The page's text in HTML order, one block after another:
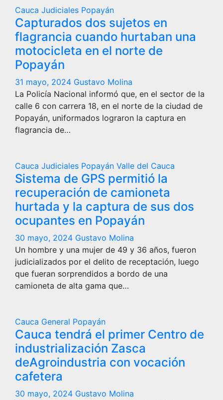
Cauca Judiciales Popayán
Capturados dos sujetos en
flagrancia cuando hurtaban una
motocicleta en el norte de
Popayán
31 mayo, 2024 Gustavo Molina
La Policía Nacional informó que, en el sector de la
calle 6 con carrera 18, en el norte de la ciudad de
Popayán, uniformados lograron la captura en
flagrancia de…
Cauca Judiciales Popayán Valle del Cauca
Sistema de GPS permitió la
recuperación de camioneta
hurtada y la captura de sus dos
ocupantes en Popayán
30 mayo, 2024 Gustavo Molina
Un hombre y una mujer de 49 y 36 años, fueron
judicializados por el delito de receptación, luego
que fueran sorprendidos a bordo de una
camioneta de alta gama que…
Cauca General Popayán
Cauca tendrá el primer Centro de
industrialización Zasca
deAgroindustria con vocación
cafetera
30 mayo, 2024 Gustavo Molina